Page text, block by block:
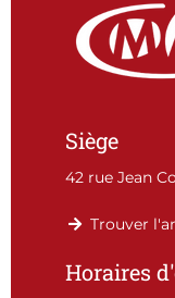
Siège
42 rue Jean
Trouver
Horaires